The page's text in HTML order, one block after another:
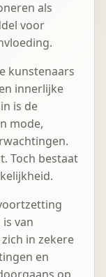
als
voor
kunstenaars
innerlijke
is de
mode,
Toch bestaat
van
in zekere
en